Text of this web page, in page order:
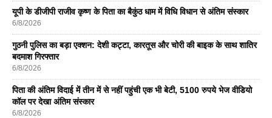
यूपी के डीजीपी राजीव कृष्ण के पिता का बैकुंठ धाम में विधि विधान से अंतिम संस्कार
6/8/2026
गुठनी पुलिस का बड़ा एक्शन: देशी कट्टा, कारतूस और चोरी की बाइक के साथ शातिर
बदमाश गिरफ्तार
6/8/2026
पिता की अंतिम विदाई में तीन में से नहीं पहुंची एक भी बेटी, 5100 रुपये भेज वीडियो
कॉल पर देखा अंतिम संस्कार
6/8/2026